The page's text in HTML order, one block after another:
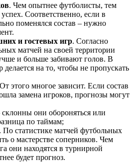
. Чем опытнее футболисты, тем
Соответственно, если в
поменялся состав – нужно
и гостевых игр. Согласно
матчей на своей территории
и больше забивают голов. В
делается на то, чтобы не пропускать
этого многое зависит. Если состав
замена игроков, прогнозы могут
склонны они обороняться или
по таймам;
. По статистике матчей футбольных
о мастерстве соперников. Чем
они находятся в турнирной
будет прогноз.